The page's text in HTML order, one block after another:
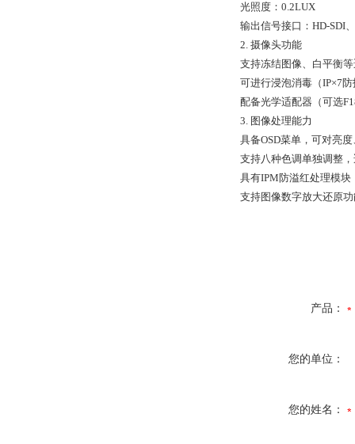
光照度：0.2LUX
输出信号接口：HD-SDI
2. 摄像头功能
支持冻结图像、白平衡
可进行浸泡消毒（IP×7
配备光学适配器（可选
3. 图像处理能力
具备OSD菜单，可对亮
支持八种色调单独调整
具有IPM防溢红处理模块
支持图像数字放大还原
产品：
您的单位：
您的姓名：